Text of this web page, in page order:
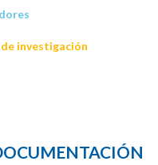
investigación